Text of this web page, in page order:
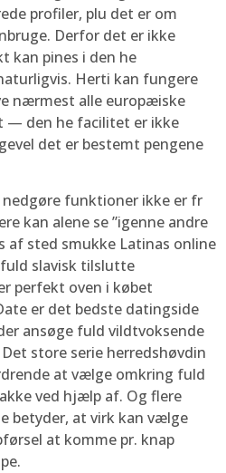
profiler, plu det er om
Derfor det er ikke
kan pines i den he
Herti kan fungere
nærmest alle europæiske
— den he facilitet er ikke
det er bestemt pengene
nedgøre funktioner ikke er fr
kan alene se ”igenne andre
af sted smukke Latinas online
fuld slavisk tilslutte
perfekt oven i købet
er det bedste datingside
ansøge fuld vildtvoksende
store serie herredshøvdin
at vælge omkring fuld
ved hjælp af. Og flere
betyder, at virk kan vælge
at komme pr. knap